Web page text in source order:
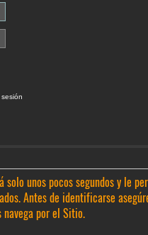
unos pocos segundos y le
Antes de identificarse
navega por el Sitio.